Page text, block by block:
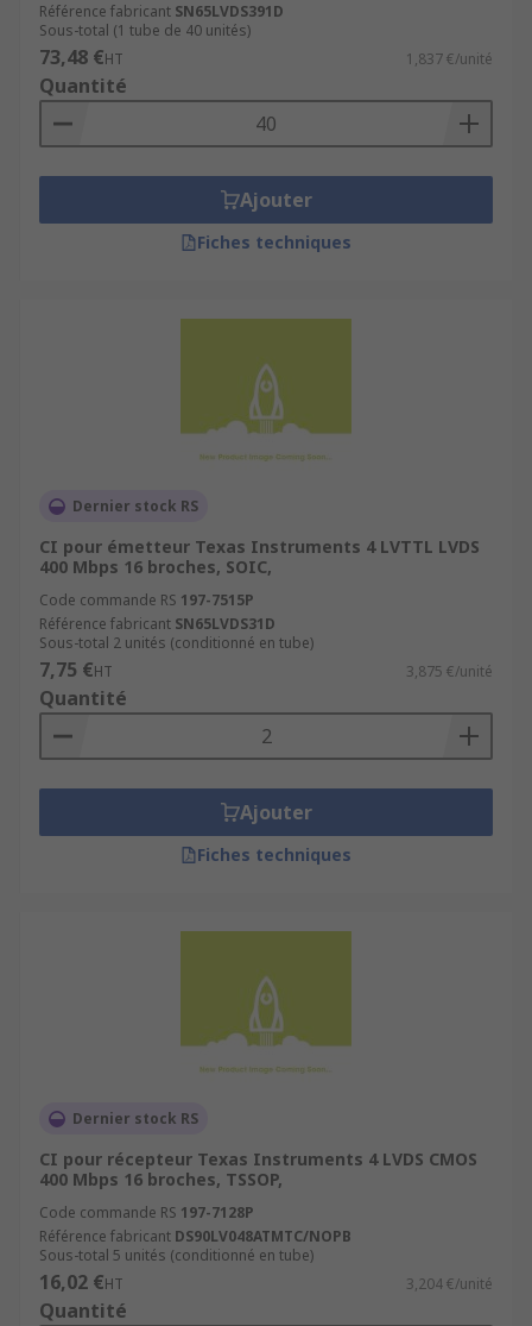
large gamme d'applications, telles que :
Vidéo haut débit
Graphiques
Transmission de données de fond de panier
Infrastructure de réseau et de station de
Transmission de données point à point
Référence fabricant SN65LVDS391D
Sous-total (1 tube de 40 unités)
73,48 €HT 1,837 €/unité
Quantité
Ajouter
Fiches techniques
Dernier stock RS
CI pour émetteur Texas Instruments 4 LVTTL LVDS
400 Mbps 16 broches, SOIC,
Code commande RS 197-7515P
Référence fabricant SN65LVDS31D
Sous-total 2 unités (conditionné en tube)
7,75 €HT 3,875 €/unité
Quantité
Ajouter
Fiches techniques
Dernier stock RS
CI pour récepteur Texas Instruments 4 LVDS CMOS
400 Mbps 16 broches, TSSOP,
Code commande RS 197-7128P
Référence fabricant DS90LV048ATMTC/NOPB
Sous-total 5 unités (conditionné en tube)
16,02 €HT 3,204 €/unité
Quantité